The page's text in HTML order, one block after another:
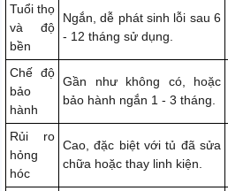
Tuổi thọ
và độ
bền
Ngắn, dễ phát sinh lỗi sau 6
- 12 tháng sử dụng.
Chế độ
bảo
hành
Gần như không có, hoặc
bảo hành ngắn 1 - 3 tháng.
Rủi ro
hỏng
hóc
Cao, đặc biệt với tủ đã sửa
chữa hoặc thay linh kiện.